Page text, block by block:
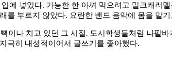
에 넣었다. 가능한 한 아껴 먹으려고 밀크캐러
부르지 않았다. 요란한 밴드 음악에 몸을 맡
이나 치고 있던 그 시절. 도시학생들처럼 나팔
극히 내성적이어서 글쓰기를 좋아했다.